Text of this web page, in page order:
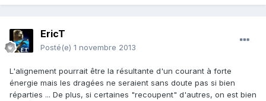
EricT
Posté(e) 1 novembre 2013
L'alignement pourrait être la résultante d'un courant à forte
énergie mais les dragées ne seraient sans doute pas si bien
réparties ... De plus, si certaines "recoupent" d'autres, on est bien